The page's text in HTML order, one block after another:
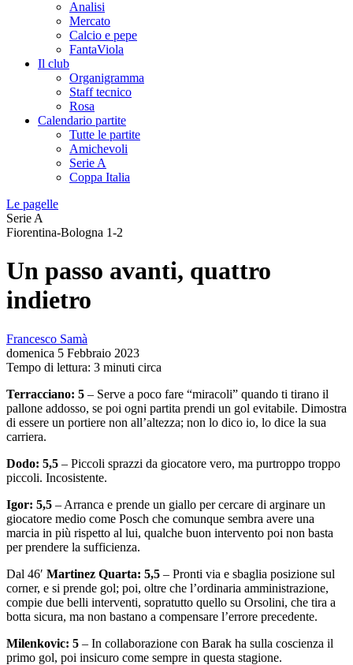
Analisi
Mercato
Calcio e pepe
FantaViola
Il club
Organigramma
Staff tecnico
Rosa
Calendario partite
Tutte le partite
Amichevoli
Serie A
Coppa Italia
Le pagelle
Serie A
Fiorentina-Bologna 1-2
Un passo avanti, quattro
indietro
Francesco Samà
domenica 5 Febbraio 2023
Tempo di lettura: 3 minuti circa
Terracciano: 5 – Serve a poco fare “miracoli” quando ti tirano il
pallone addosso, se poi ogni partita prendi un gol evitabile. Dimostra
di essere un portiere non all’altezza; non lo dico io, lo dice la sua
carriera.
Dodo: 5,5 – Piccoli sprazzi da giocatore vero, ma purtroppo troppo
piccoli. Incosistente.
Igor: 5,5 – Arranca e prende un giallo per cercare di arginare un
giocatore medio come Posch che comunque sembra avere una
marcia in più rispetto al lui, qualche buon intervento poi non basta
per prendere la sufficienza.
Dal 46′ Martinez Quarta: 5,5 – Pronti via e sbaglia posizione sul
corner, e si prende gol; poi, oltre che l’ordinaria amministrazione,
compie due belli interventi, sopratutto quello su Orsolini, che tira a
botta sicura, ma non bastano a compensare l’errore precedente.
Milenkovic: 5 – In collaborazione con Barak ha sulla coscienza il
primo gol, poi insicuro come sempre in questa stagione.